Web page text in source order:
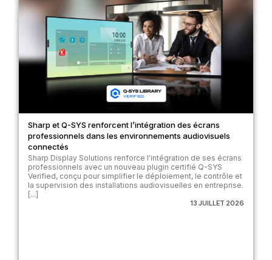
Sharp et Q-SYS renforcent l’intégration des écrans
professionnels dans les environnements audiovisuels
connectés
Sharp Display Solutions renforce l'intégration de ses écrans
professionnels avec un nouveau plugin certifié Q-SYS
Verified, conçu pour simplifier le déploiement, le contrôle et
la supervision des installations audiovisuelles en entreprise.
[...]
13 JUILLET 2026